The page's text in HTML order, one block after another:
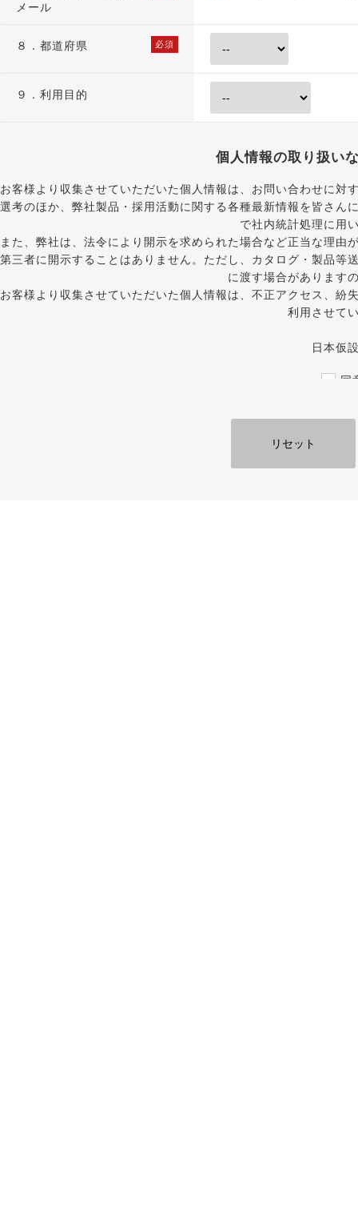
メール
８． 必須
都道府県
９．利用目的
個人情報の取り扱い
お客様より収集させていただいた個人情報は、お問い合わせに
選考のほか、弊社製品・採用活動に関する各種最新情報を皆さ
で社内統計処理に用
また、弊社は、法令により開示を求められた場合など正当な理
第三者に開示することはありません。ただし、カタログ・製品
に渡す場合があります
お客様より収集させていただいた個人情報は、不正アクセス、
利用させて
日本仮
同